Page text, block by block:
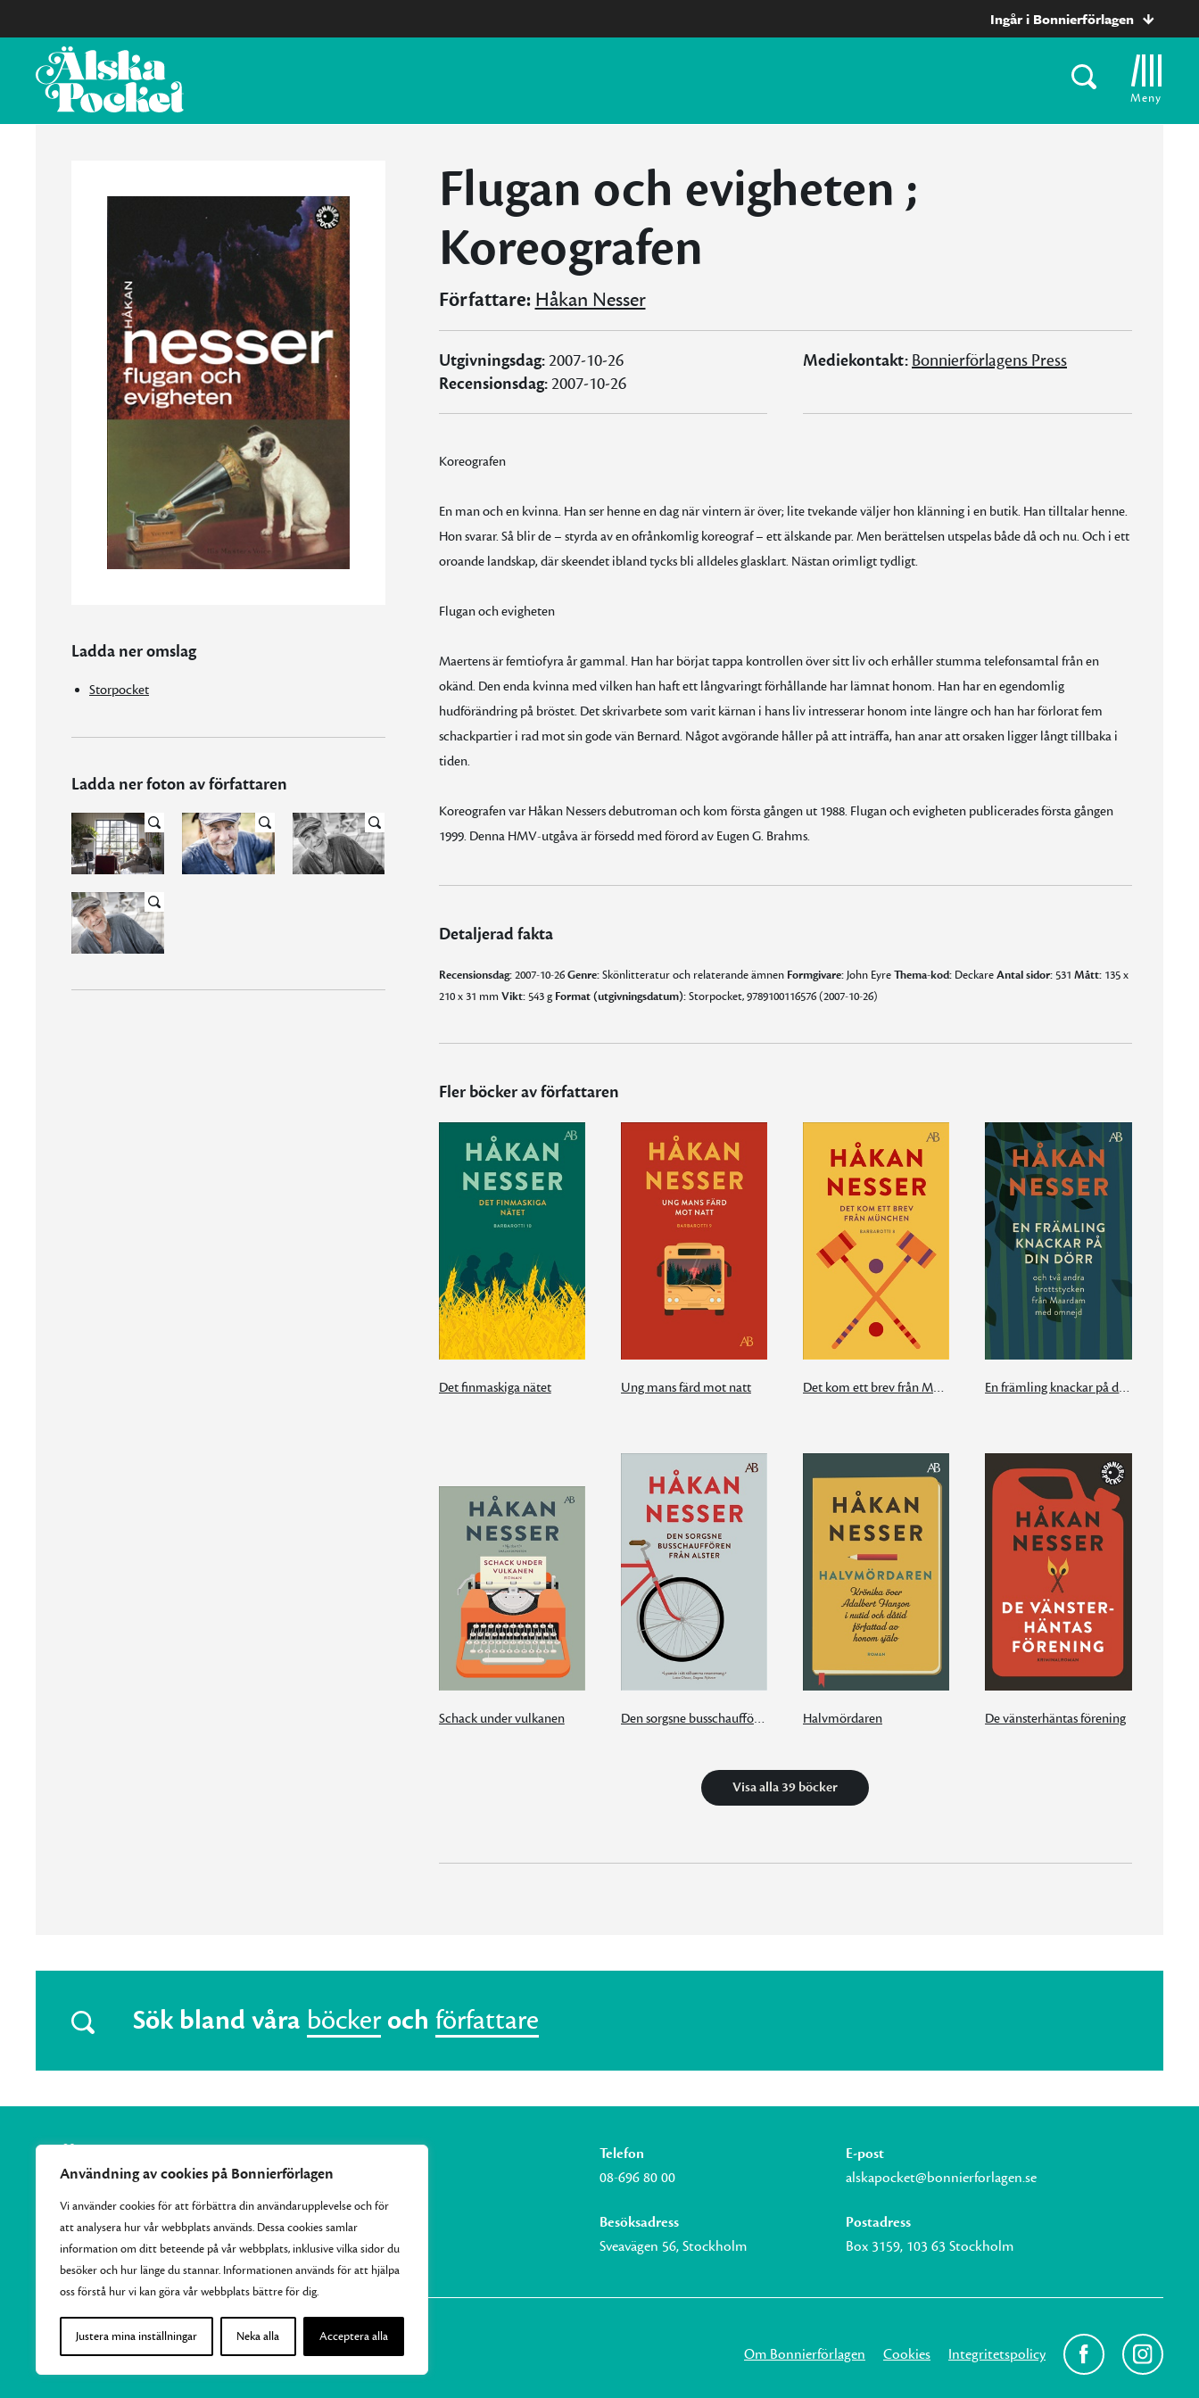
Användning av cookies på Bonnierförlagen
Vi använder cookies för att förbättra din användarupplevelse och för
att analysera hur vår webbplats används. Dessa cookies samlar
information om ditt beteende på vår webbplats, inklusive vilka sidor du
besöker och hur länge du stannar. Informationen används för att hjälpa
oss förstå hur vi kan göra vår webbplats bättre för dig.
Justera mina inställningar Neka alla Acceptera alla
Ingår i Bonnierförlagen
Meny
Ladda ner omslag
Storpocket
Ladda ner foton av författaren
Flugan och evigheten ;
Koreografen
Författare: Håkan Nesser
Utgivningsdag:2007-10-26
Recensionsdag:2007-10-26
Mediekontakt: Bonnierförlagens Press
Koreografen
En man och en kvinna. Han ser henne en dag när vintern är över; lite tvekande väljer hon klänning i en butik. Han tilltalar henne.
Hon svarar. Så blir de – styrda av en ofrånkomlig koreograf – ett älskande par. Men berättelsen utspelas både då och nu. Och i ett
oroande landskap, där skeendet ibland tycks bli alldeles glasklart. Nästan orimligt tydligt.
Flugan och evigheten
Maertens är femtiofyra år gammal. Han har börjat tappa kontrollen över sitt liv och erhåller stumma telefonsamtal från en
okänd. Den enda kvinna med vilken han haft ett långvaringt förhållande har lämnat honom. Han har en egendomlig
hudförändring på bröstet. Det skrivarbete som varit kärnan i hans liv intresserar honom inte längre och han har förlorat fem
schackpartier i rad mot sin gode vän Bernard. Något avgörande håller på att inträffa, han anar att orsaken ligger långt tillbaka i
tiden.
Koreografen var Håkan Nessers debutroman och kom första gången ut 1988. Flugan och evigheten publicerades första gången
1999. Denna HMV-utgåva är försedd med förord av Eugen G. Brahms.
Detaljerad fakta
Recensionsdag:2007-10-26Genre:Skönlitteratur och relaterande ämnen Formgivare:John EyreThema-kod:DeckareAntal sidor:531 Mått:135 x
210 x 31 mmVikt:543 g Format (utgivningsdatum):Storpocket, 9789100116576 (2007-10-26)
Fler böcker av författaren
Det finmaskiga nätet Ung mans färd mot natt Det kom ett brev från München En främling knackar på din dörr
Schack under vulkanen Den sorgsne busschauffören från Alster Halvmördaren De vänsterhäntas förening
Visa alla 39 böcker
Sök bland våra böcker och författare
Vi samlar Bonnierförlagens pocketutgivning och ger varje
månad ut 10–15 nya efterlängtade titlar.
Telefon
08-696 80 00
E-post
alskapocket@bonnierforlagen.se
Besöksadress
Sveavägen 56, Stockholm
Postadress
Box 3159, 103 63 Stockholm
Om Bonnierförlagen Cookies Integritetspolicy